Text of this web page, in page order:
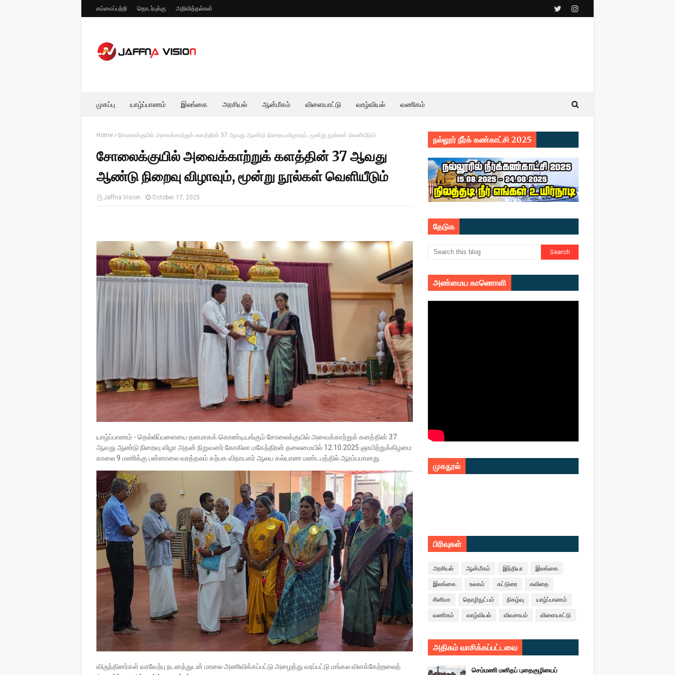
எம்மைப்பற்றி தொடர்புக்கு அறிவித்தல்கள்
முகப்பு யாழ்ப்பாணம் இலங்கை அரசியல் ஆன்மீகம் விளையாட்டு வாழ்வியல் வணிகம்
Home சோலைக்குயில் அவைக்காற்றுக் களத்தின் 37 ஆவது ஆண்டு நிறைவு விழாவும், மூன்று நூல்கள் வெளியீடும்
சோலைக்குயில் அவைக்காற்றுக் களத்தின் 37 ஆவது
ஆண்டு நிறைவு விழாவும், மூன்று நூல்கள் வெளியீடும்
Jaffna Vision October 17, 2025
யாழ்ப்பாணம் - தெல்லிப்பளையை தளமாகக் கொண்டியங்கும் சோலைக்குயில் அவைக்காற்றுக் களத்தின் 37
ஆவது ஆண்டு நிறைவு விழா அதன் நிறுவனர் கோகிலா மகேந்திரன் தலைமையில் 12.10.2025 ஞாயிற்றுக்கிழமை
காலை 9 மணிக்கு பன்னாலை வரத்தலம் கற்பக விநாயகர் ஆலய கல்யாண மண்டபத்தில் ஆரம்பமானது.
விருந்தினர்கள் வரவேற்பு நடனத்துடன் மாலை அணிவிக்கப்பட்டு அழைத்து வரப்பட்டு மங்கல விளக்கேற்றலைத்
நல்லூர் நீர்க் கண்காட்சி 2025
தேடுக
அண்மைய காணொளி
முகநூல்
பிரிவுகள்
அரசியல் ஆன்மீகம் இந்தியா இலங்கை
இலங்கை. உலகம் கட்டுரை கவிதை
சினிமா தொழிநுட்பம் நிகழ்வு யாழ்ப்பாணம்
வணிகம் வாழ்வியல் விவசாயம் விளையாட்டு
அதிகம் வாசிக்கப்பட்டவை
செம்மணி மனிதப் புதைகுழியைப்